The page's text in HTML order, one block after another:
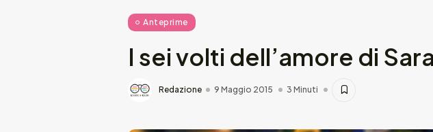
Anteprime
I sei volti dell’amore di
Redazione 9 Maggio 2015 3 Minuti